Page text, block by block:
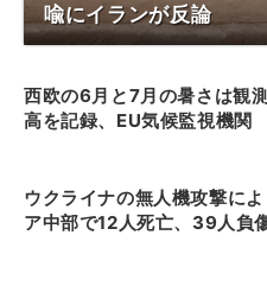
喩にイランが反論
西欧の6月と7月の暑さは観
高を記録、EU気候監視機関
ウクライナの無人機攻撃に
ア中部で12人死亡、39人負